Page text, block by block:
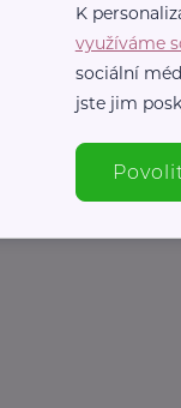
K
využíváme
sociální
jste jim